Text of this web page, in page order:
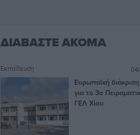
ΔΙΑΒΑΣΤΕ ΑΚΟΜΑ
Εκπαίδευση
Ευρωπαϊκή διάκριση
για το 3ο
ΓΕΛ Χίου